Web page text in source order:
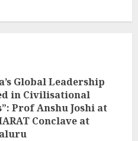
Global Leadership
in Civilisational
Prof Anshu Joshi at
Conclave at